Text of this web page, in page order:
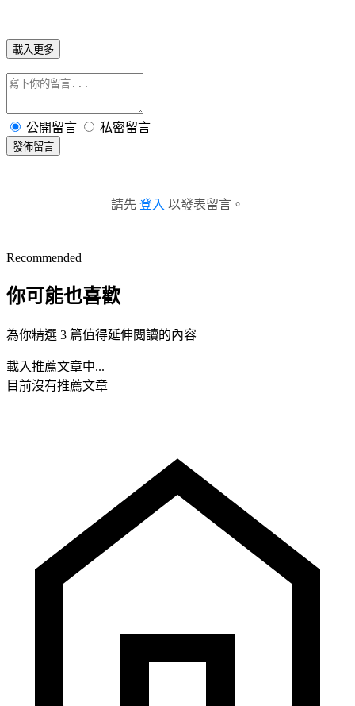
載入更多
公開留言 私密留言
發佈留言
請先 登入 以發表留言。
Recommended
你可能也喜歡
為你精選 3 篇值得延伸閱讀的內容
載入推薦文章中...
目前沒有推薦文章